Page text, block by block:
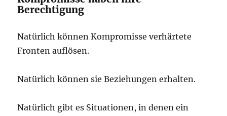
Berechtigung
Natürlich können Kompromisse verhärtete
Fronten auflösen.
Natürlich können sie Beziehungen erhalten.
Natürlich gibt es Situationen, in denen ein